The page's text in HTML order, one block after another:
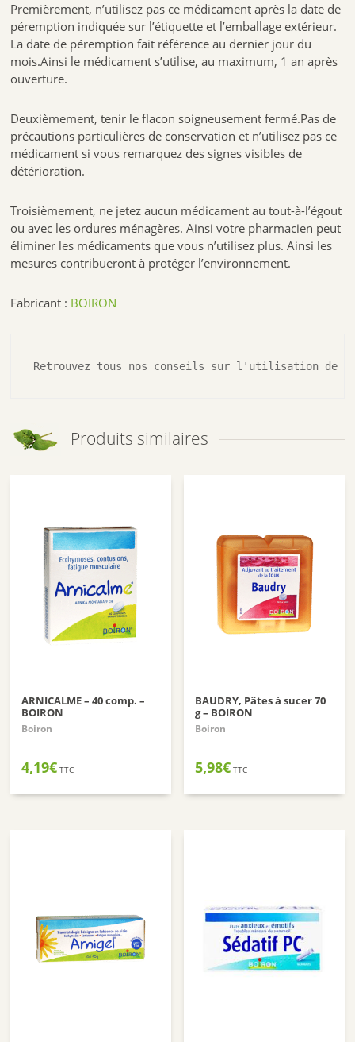
Premièrement, n’utilisez pas ce médicament après la date de
péremption indiquée sur l’étiquette et l’emballage extérieur.
La date de péremption fait référence au dernier jour du
mois.Ainsi le médicament s’utilise, au maximum, 1 an après
ouverture.
Deuxièmement, tenir le flacon soigneusement fermé.Pas de
précautions particulières de conservation et n’utilisez pas ce
médicament si vous remarquez des signes visibles de
détérioration.
Troisièmement, ne jetez aucun médicament au tout-à-l’égout
ou avec les ordures ménagères. Ainsi votre pharmacien peut
éliminer les médicaments que vous n’utilisez plus. Ainsi les
mesures contribueront à protéger l’environnement.
Fabricant : BOIRON
Retrouvez tous nos conseils sur l'utilisation de
Produits similaires
ARNICALME – 40 comp. –
BOIRON
Boiron
4,19€ TTC
BAUDRY, Pâtes à sucer 70
g – BOIRON
Boiron
5,98€ TTC